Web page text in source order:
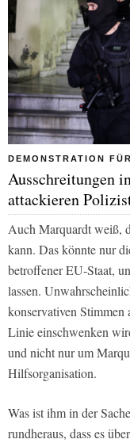
DEMONSTRATION
Ausschreitungen
attackieren
Auch Marquardt weiß,
kann. Das könnte nur
betroffener EU-Staat,
lassen.
konservativen
Linie einschwenken
und nicht nur um
Hilfsorganisation.
Was ist ihm in der
rundheraus, dass es